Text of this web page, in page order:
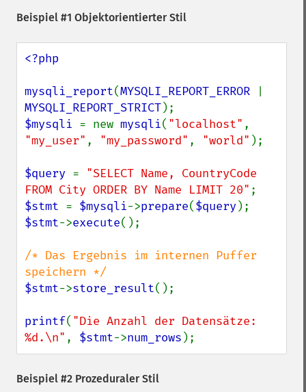
Beispiel #1 Objektorientierter Stil
<?php
mysqli_report(MYSQLI_REPORT_ERROR
MYSQLI_REPORT_STRICT
$mysqli = new mysqli( "localhost"
"my_user" , "my_password" , "world" );
$query = "SELECT Name, CountryCode
FROM City ORDER BY Name LIMIT 20"
$stmt = $mysqli->prepare($query
$stmt->execute();
/* Das Ergebnis im internen Puffer
$stmt->store_result();
printf( "Die Anzahl der Datensätze:
%d.\n" , $stmt->num_rows );
Beispiel #2 Prozeduraler Stil